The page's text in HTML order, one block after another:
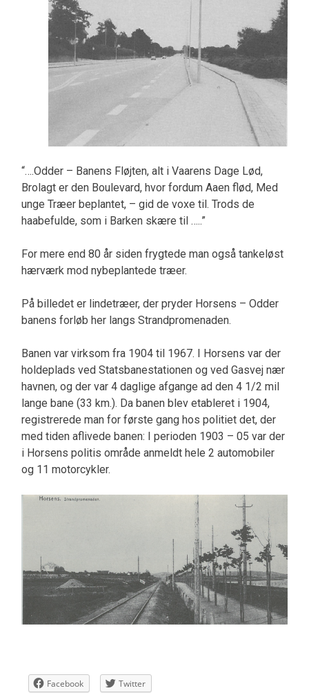
“….Odder – Banens Fløjten, alt i Vaarens Dage Lød,
Brolagt er den Boulevard, hvor fordum Aaen flød, Med
unge Træer beplantet, – gid de voxe til. Trods de
haabefulde, som i Barken skære til …..”
For mere end 80 år siden frygtede man også tankeløst
hærværk mod nybeplantede træer.
På billedet er lindetræer, der pryder Horsens – Odder
banens forløb her langs Strandpromenaden.
Banen var virksom fra 1904 til 1967. I Horsens var der
holdeplads ved Statsbanestationen og ved Gasvej nær
havnen, og der var 4 daglige afgange ad den 4 1/2 mil
lange bane (33 km.). Da banen blev etableret i 1904,
registrerede man for første gang hos politiet det, der
med tiden aflivede banen: I perioden 1903 – 05 var der
i Horsens politis område anmeldt hele 2 automobiler
og 11 motorcykler.
Facebook Twitter